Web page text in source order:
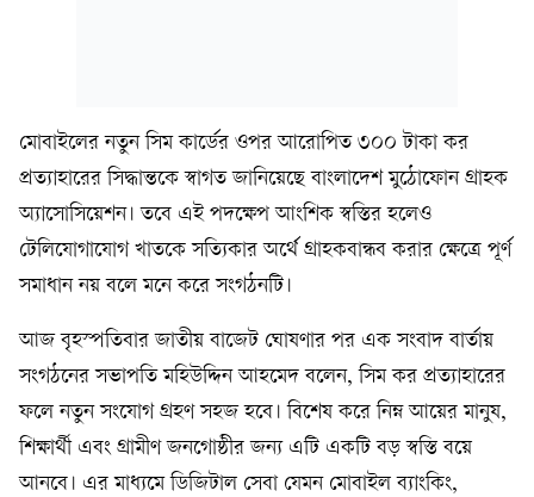
মোবাইলের নতুন সিম কার্ডের ওপর আরোপিত ৩০০ টাকা কর
প্রত্যাহারের সিদ্ধান্তকে স্বাগত জানিয়েছে বাংলাদেশ মুঠোফোন গ্রাহক
অ্যাসোসিয়েশন। তবে এই পদক্ষেপ আংশিক স্বস্তির হলেও
টেলিযোগাযোগ খাতকে সত্যিকার অর্থে গ্রাহকবান্ধব করার ক্ষেত্রে পূর্ণ
সমাধান নয় বলে মনে করে সংগঠনটি।
আজ বৃহস্পতিবার জাতীয় বাজেট ঘোষণার পর এক সংবাদ বার্তায়
সংগঠনের সভাপতি মহিউদ্দিন আহমেদ বলেন, সিম কর প্রত্যাহারের
ফলে নতুন সংযোগ গ্রহণ সহজ হবে। বিশেষ করে নিম্ন আয়ের মানুষ,
শিক্ষার্থী এবং গ্রামীণ জনগোষ্ঠীর জন্য এটি একটি বড় স্বস্তি বয়ে
আনবে। এর মাধ্যমে ডিজিটাল সেবা যেমন মোবাইল ব্যাংকিং,